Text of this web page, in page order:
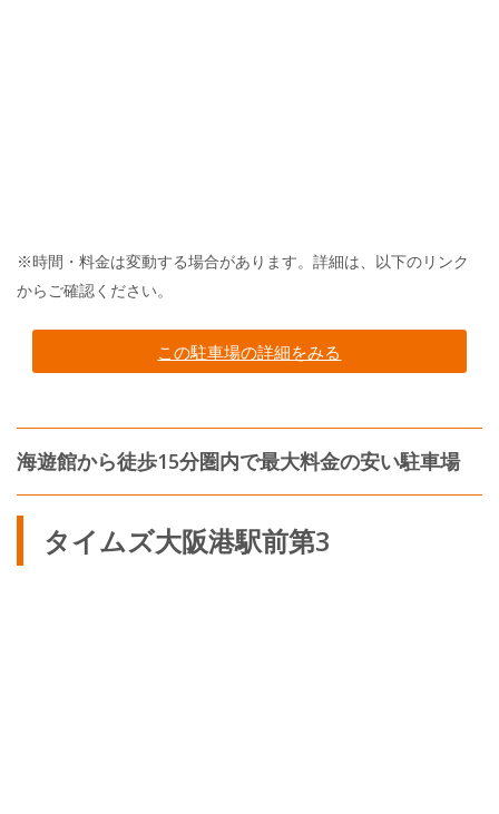
※時間・料金は変動する場合があります。詳細は、以下のリンク
からご確認ください。
この駐車場の詳細をみる
海遊館から徒歩15分圏内で最大料金の安い駐車場
タイムズ大阪港駅前第3